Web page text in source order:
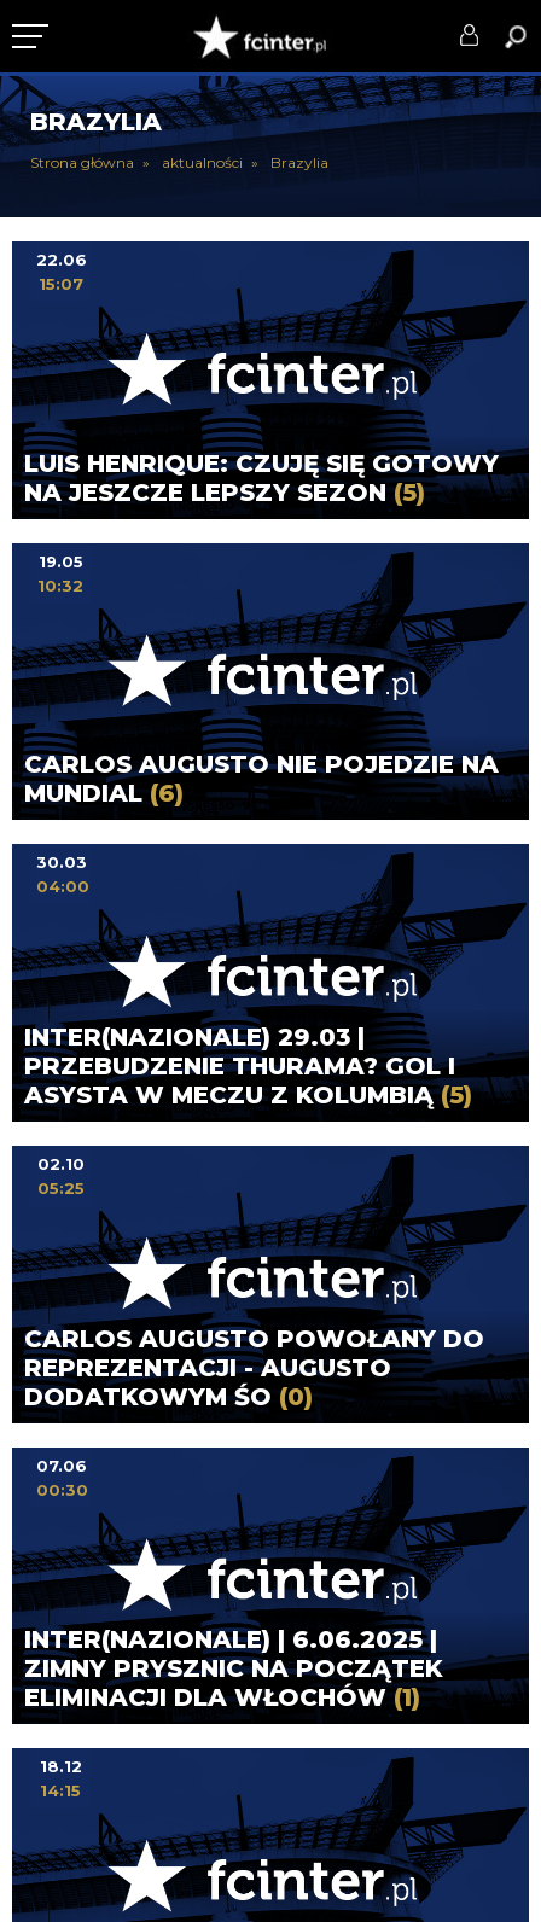
KLUB
DRUŻYNA
PUCHARY
DLA TIFOSICH
SERWIS
BRAZYLIA
Strona główna aktualności Brazylia
LUIS HENRIQUE: CZUJĘ SIĘ GOTOWY
NA JESZCZE LEPSZY SEZON (5)
22.06
15:07
CARLOS AUGUSTO NIE POJEDZIE NA
MUNDIAL (6)
19.05
10:32
INTER(NAZIONALE) 29.03 |
PRZEBUDZENIE THURAMA? GOL I
ASYSTA W MECZU Z KOLUMBIĄ(5)
30.03
04:00
CARLOS AUGUSTO POWOŁANY DO
REPREZENTACJI - AUGUSTO
DODATKOWYM ŚO (0)
02.10
05:25
INTER(NAZIONALE) | 6.06.2025 |
ZIMNY PRYSZNIC NA POCZĄTEK
ELIMINACJI DLA WŁOCHÓW (1)
07.06
00:30
18.12
14:15